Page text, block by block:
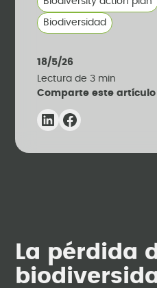
Biodiversidad
18/5/26
Lectura de 3 min
Comparte este artículo
La pérdida